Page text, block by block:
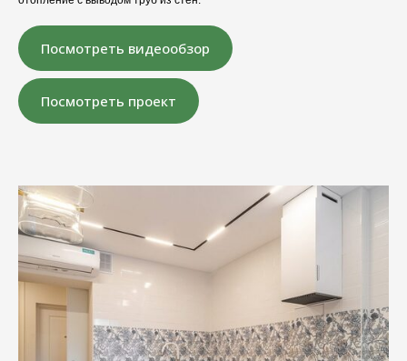
Посмотреть видеообзор
Посмотреть проект